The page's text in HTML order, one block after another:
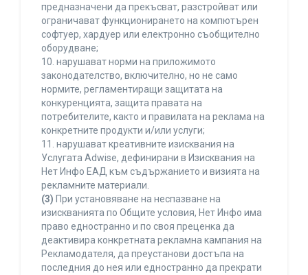
предназначени да прекъсват, разстройват или
ограничават функционирането на компютърен
софтуер, хардуер или електронно съобщително
оборудване;
10. нарушават норми на приложимото
законодателство, включително, но не само
нормите, регламентиращи защитата на
конкуренцията, защита правата на
потребителите, както и правилата на реклама на
конкретните продукти и/или услуги;
11. нарушават креативните изисквания на
Услугата Adwise, дефинирани в Изисквания на
Нет Инфо ЕАД към съдържанието и визията на
рекламните материали.
(3) При установяване на неспазване на
изискванията по Общите условия, Нет Инфо има
право едностранно и по своя преценка да
деактивира конкретната рекламна кампания на
Рекламодателя, да преустанови достъпа на
последния до нея или едностранно да прекрати